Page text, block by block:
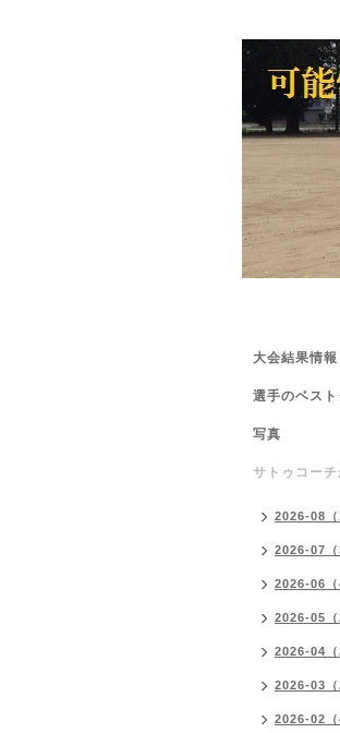
大会結果情報
選手のベス
写真
サトゥコー
2026-08（
2026-07（
2026-06（
2026-05（
2026-04（
2026-03（
2026-02（